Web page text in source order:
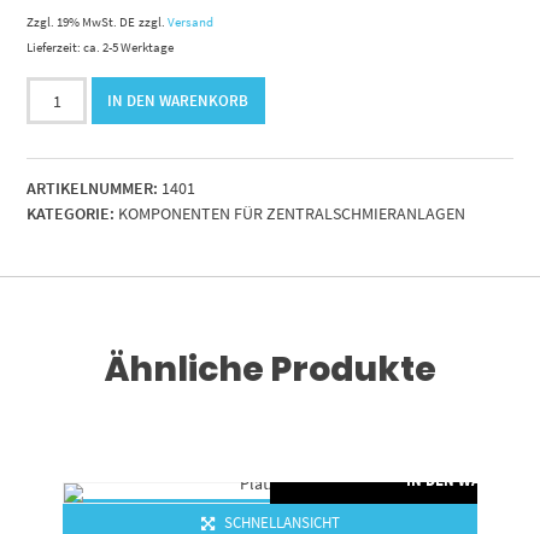
Zzgl. 19% MwSt. DE zzgl.Versand
Lieferzeit: ca. 2-5 Werktage
solo
f.SEP4
Menge
IN DEN WARENKORB
ARTIKELNUMMER: 1401
KATEGORIE: KOMPONENTEN FÜR ZENTRALSCHMIERANLAGEN
Ähnliche Produkte
IN DEN
SCHNELLANSICHT